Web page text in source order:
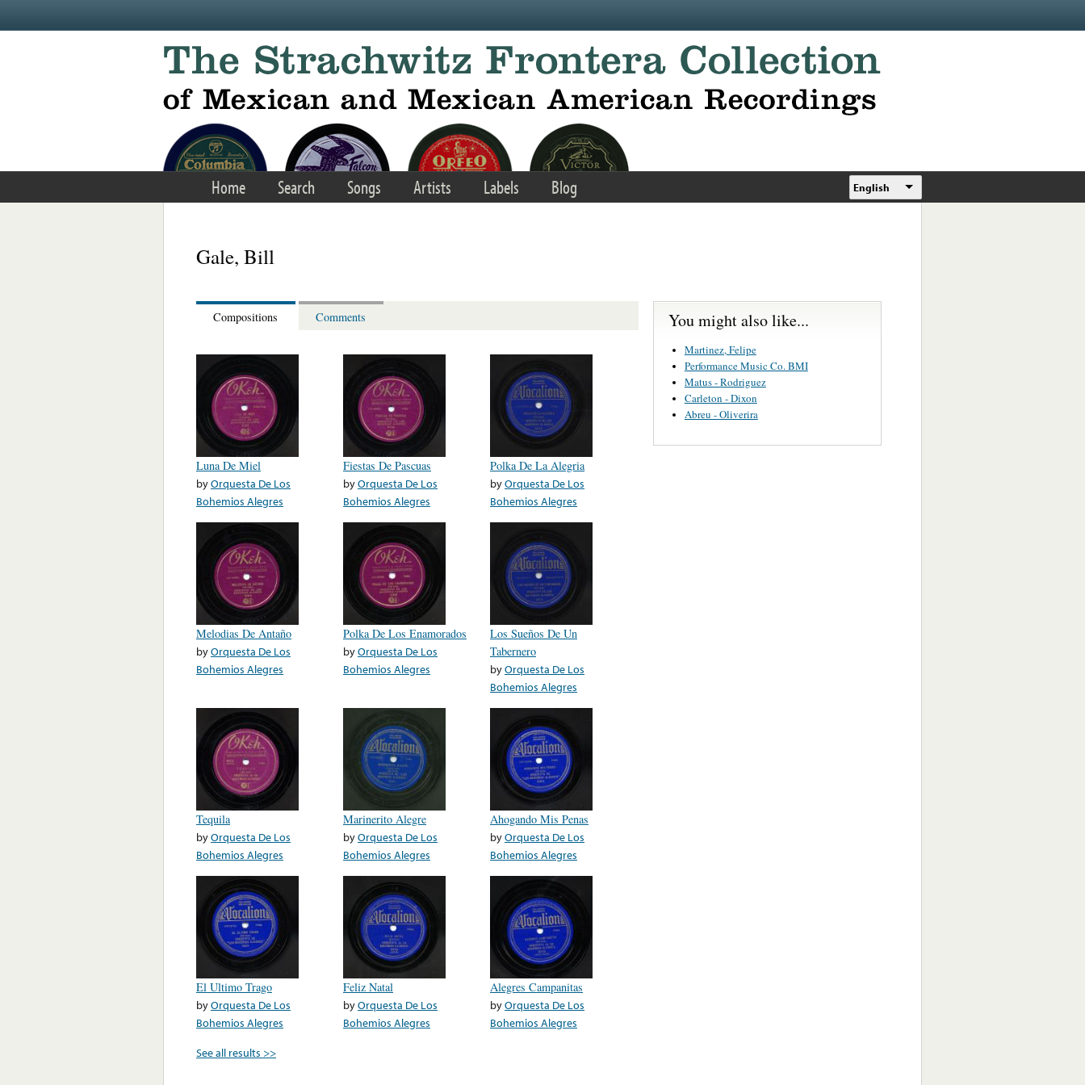
Home Search Songs Artists Labels Blog English
Gale, Bill
Compositions Comments
Luna De Miel
byOrquesta De Los
Bohemios Alegres
Fiestas De Pascuas
byOrquesta De Los
Bohemios Alegres
Polka De La Alegria
byOrquesta De Los
Bohemios Alegres
Melodias De Antaño
byOrquesta De Los
Bohemios Alegres
Polka De Los Enamorados
byOrquesta De Los
Bohemios Alegres
Los Sueños De Un
Tabernero
byOrquesta De Los
Bohemios Alegres
Tequila
byOrquesta De Los
Bohemios Alegres
Marinerito Alegre
byOrquesta De Los
Bohemios Alegres
Ahogando Mis Penas
byOrquesta De Los
Bohemios Alegres
El Ultimo Trago
byOrquesta De Los
Bohemios Alegres
Feliz Natal
byOrquesta De Los
Bohemios Alegres
Alegres Campanitas
byOrquesta De Los
Bohemios Alegres
See all results >>
You might also like...
Martinez, Felipe
Performance Music Co. BMI
Matus - Rodriguez
Carleton - Dixon
Abreu - Oliverira